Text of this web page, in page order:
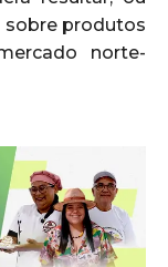
sobre produtos
norte-